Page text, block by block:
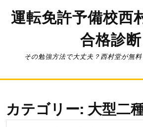
キ
運転免許予備校西
合格診断
その勉強方法で大丈夫？西村堂が無
カテゴリー:大型二